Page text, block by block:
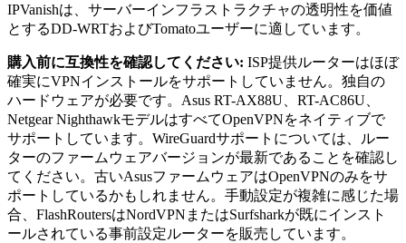
IPVanishは、サーバーインフラストラクチャの透明性を価値
とするDD-WRTおよびTomatoユーザーに適しています。
購入前に互換性を確認してください: ISP提供ルーターはほぼ
確実にVPNインストールをサポートしていません。独自の
ハードウェアが必要です。Asus RT-AX88U、RT-AC86U、
Netgear NighthawkモデルはすべてOpenVPNをネイティブで
サポートしています。WireGuardサポートについては、ルー
ターのファームウェアバージョンが最新であることを確認し
てください。古いAsusファームウェアはOpenVPNのみをサ
ポートしているかもしれません。手動設定が複雑に感じた場
合、FlashRoutersはNordVPNまたはSurfsharkが既にインスト
ールされている事前設定ルーターを販売しています。